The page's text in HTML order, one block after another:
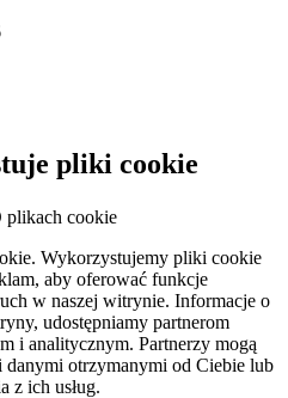
pliki cookie
plikach cookie
Wykorzystujemy pliki cookie
aby oferować funkcje
w naszej witrynie. Informacje o
udostępniamy partnerom
i analitycznym. Partnerzy mogą
danymi otrzymanymi od Ciebie lub
z ich usług.